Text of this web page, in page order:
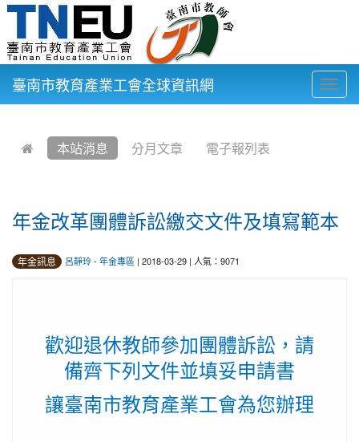
臺南市教育產業工會全球資訊網
本站消息 分月文章 電子報列表
年金改革團體訴訟繳交文件及填寫範本
年金訊息 呂靜玲- 年金專區 | 2018-03-29 | 人氣：9071
歡迎退休教師參加團體訴訟，請
備齊下列文件並填妥申請書
讓臺南市教育產業工會為您辦理